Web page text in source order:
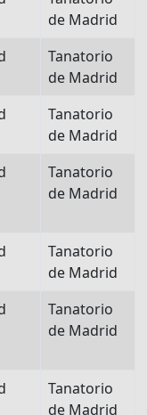
de Madrid
Tanatorio
de Madrid
Tanatorio
de Madrid
Tanatorio
de Madrid
Tanatorio
de Madrid
Tanatorio
de Madrid
Tanatorio
de Madrid